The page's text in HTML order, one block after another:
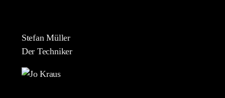
Stefan Müller
Der Techniker